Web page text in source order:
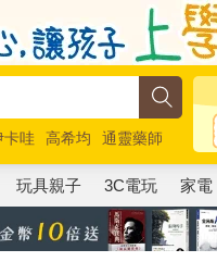
卡哇 高希均
通靈藥師
玩具親子 3C電玩 家電